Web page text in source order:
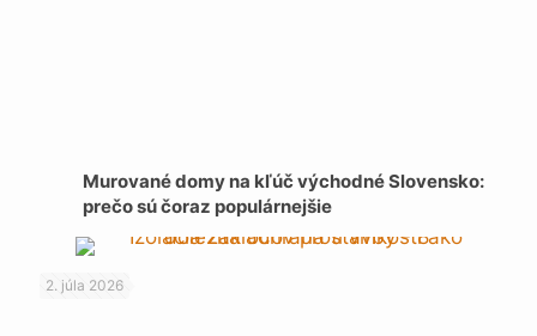
Murované domy na kľúč východné Slovensko:
prečo sú čoraz populárnejšie
2. júla 2026